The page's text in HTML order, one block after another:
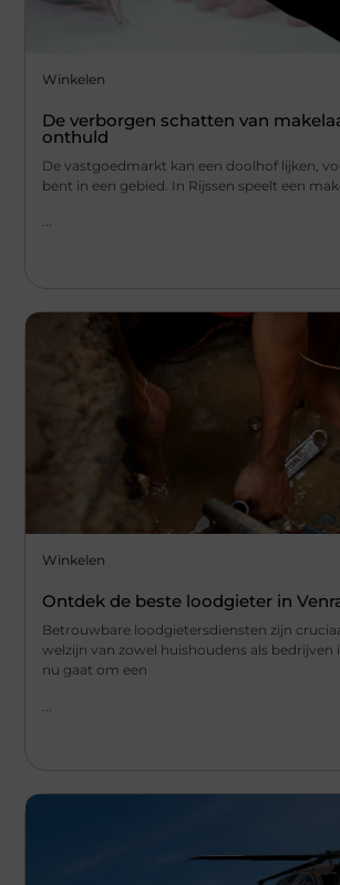
Winkelen
De verborgen schatten van
onthuld
De vastgoedmarkt kan een doolhof lijken,
bent in een gebied. In Rijssen speelt een
...
Winkelen
Ontdek de beste loodgieter in
Betrouwbare loodgietersdiensten zijn
welzijn van zowel huishoudens als bedrijven
nu gaat om een